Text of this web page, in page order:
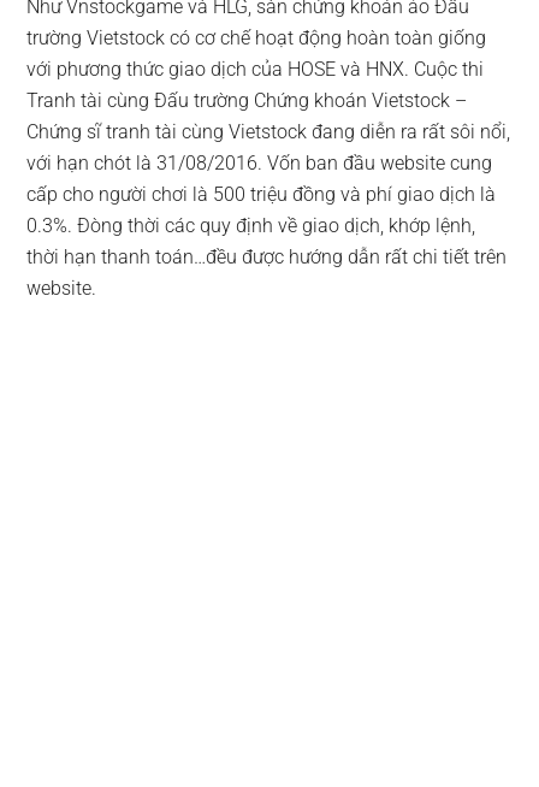
Như Vnstockgame và HLG, sàn chứng khoán ảo Đấu
trường Vietstock có cơ chế hoạt động hoàn toàn giống
với phương thức giao dịch của HOSE và HNX. Cuộc thi
Tranh tài cùng Đấu trường Chứng khoán Vietstock –
Chứng sĩ tranh tài cùng Vietstock đang diễn ra rất sôi nổi,
với hạn chót là 31/08/2016. Vốn ban đầu website cung
cấp cho người chơi là 500 triệu đồng và phí giao dịch là
0.3%. Đòng thời các quy định về giao dịch, khớp lệnh,
thời hạn thanh toán…đều được hướng dẫn rất chi tiết trên
website.